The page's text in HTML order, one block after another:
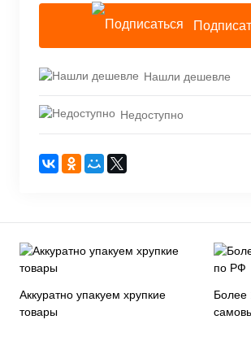
Нашли дешевле
Недоступно
Аккуратно упакуем хрупкие
товары
Более